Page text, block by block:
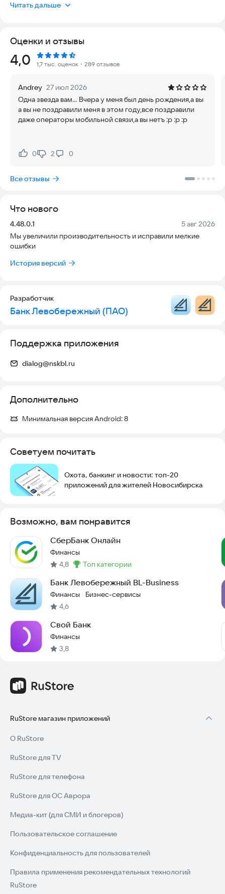
период.
Интернет Банк в офисе или банкомате Банка.
Возможности приложения:
-Оплата мобильной связи, интернет- услуг;
-Оплата коммунальных платежей, обучения;
-Переводы между своими счетами (в разных валютах);
-Просмотр актуальных курсов валют в Банке;
-Поиск банкоматов и офисов Банка;
Читать дальше
Оценки и отзывы
Рейтинг:
4,0 1,7 тыс. оценок ・289 отзывов
Andrey 27 июл 2026
Одна звезда вам... Вчера у меня был день рождения,а вы
а вы не поздравили меня в этом году,все поздравили
даже операторы мобильной связи,а вы нетъ :р :р :р
Нравится:
0Не нравится:
2 0
Все отзывы
Что нового
Версия:
4.48.0.1 Дата:
5 авг 2026
Мы увеличили производительность и исправили мелкие
ошибки
История версий
Разработчик
Банк Левобережный (ПАО)
Поддержка приложения
dialog@nskbl.ru
Дополнительно
Минимальная версия Android:8
Советуем почитать
Охота, банкинг и новости: топ-20
приложений для жителей Новосибирска
Возможно, вам понравится
СберБанк Онлайн
Финансы
4,8
Метка:
топ категории
Банк Левобережный BL-Business
Финансы · Бизнес-сервисы
4,6
Свой Банк
Финансы
3,8
RuStore магазин приложений
О RuStore
RuStore для TV
RuStore для телефона
RuStore для ОС Аврора
Медиа-кит (для СМИ и блогеров)
Пользовательское соглашение
Конфиденциальность для пользователей
Правила применения рекомендательных технологий
RuStore